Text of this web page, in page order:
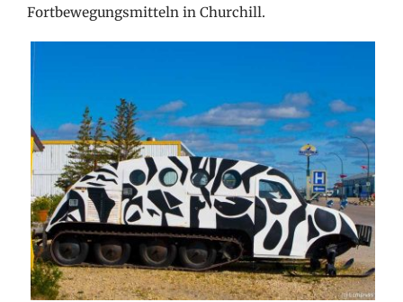
Fortbewegungsmitteln in Churchill.